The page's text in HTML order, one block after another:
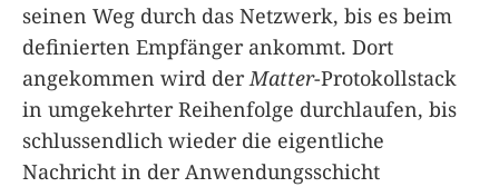
seinen Weg durch das Netzwerk, bis es beim
definierten Empfänger ankommt. Dort
angekommen wird derMatter-Protokollstack
in umgekehrter Reihenfolge durchlaufen, bis
schlussendlich wieder die eigentliche
Nachricht in der Anwendungsschicht